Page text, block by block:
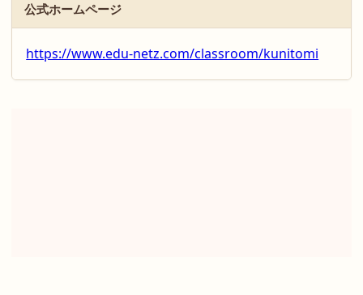
公式ホームページ
https://www.edu-netz.com/classroom/kunitomi